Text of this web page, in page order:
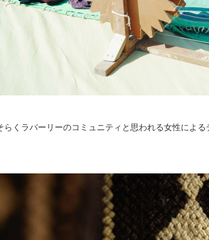
らくラバーリーのコミュニティと思われる女性によ